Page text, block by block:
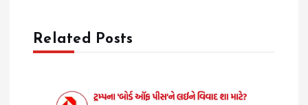
Related Posts